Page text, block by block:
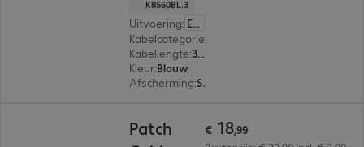
K8560BL.3
Uitvoering: Europa
Kabelcategorie:
Kabellengte: 3 m
Kleur:Blauw
Afscherming: S/FTP (PIMF)
Patch
€ 18,99